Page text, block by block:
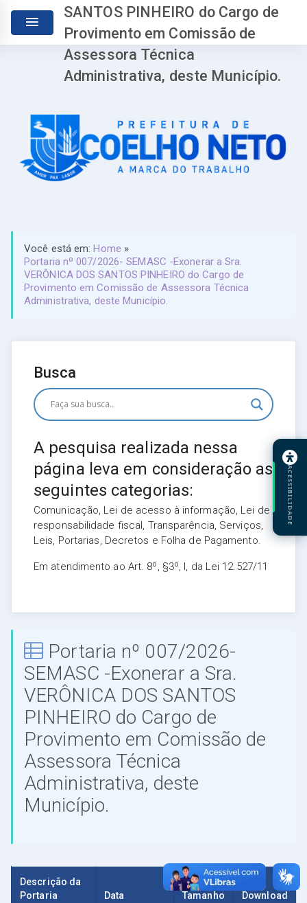
SANTOS PINHEIRO do Cargo de
Provimento em Comissão de
Assessora Técnica
Administrativa, deste Município.
Você está em:Home »
Portaria nº 007/2026- SEMASC -Exonerar a Sra.
VERÔNICA DOS SANTOS PINHEIRO do Cargo de
Provimento em Comissão de Assessora Técnica
Administrativa, deste Município.
Busca
A pesquisa realizada nessa
página leva em consideração as
seguintes categorias:
Comunicação, Lei de acesso à informação, Lei de
responsabilidade fiscal, Transparência, Serviços,
Leis, Portarias, Decretos e Folha de Pagamento.
Em atendimento ao Art. 8º, §3º, I, da Lei 12.527/11
Portaria nº 007/2026-
SEMASC -Exonerar a Sra.
VERÔNICA DOS SANTOS
PINHEIRO do Cargo de
Provimento em Comissão de
Assessora Técnica
Administrativa, deste
Município.
Descrição da
Portaria
Data Tamanho Download
ACESSIBILIDADE